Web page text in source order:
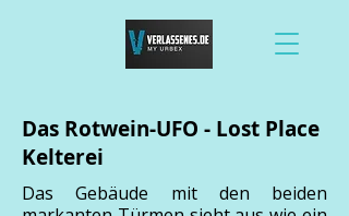
Das Rotwein-UFO - Lost Place
Kelterei
Das Gebäude mit den beiden